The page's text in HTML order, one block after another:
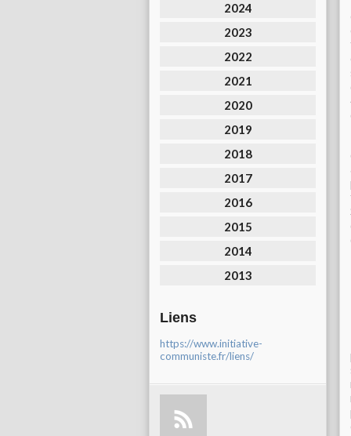
2024
2023
2022
2021
2020
2019
2018
2017
2016
2015
2014
2013
Liens
https://www.initiative-
communiste.fr/liens/